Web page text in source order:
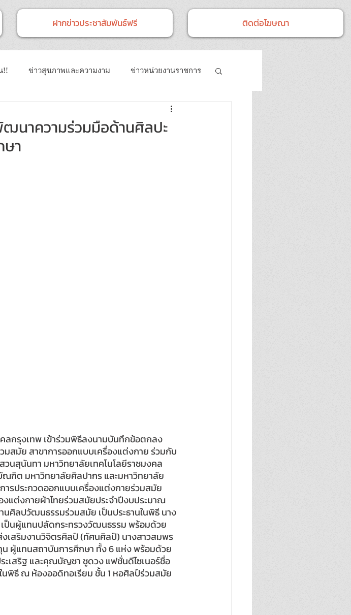
ฝากข่าวประชาสัมพันธ์ฟรี ติดต่อโฆษณา
!! ข่าวสุขภาพและความงาม ข่าวหน่วยงานราชการ
ลยี IT
นาความร่วมมือด้านศิลปะ
า
ลกรุงเทพ เข้าร่วมพิธีลงนามบันทึกข้อตกลง
สมัย สาขาการออกแบบเครื่องแต่งกาย ร่วมกับ
นสุนันทา มหาวิทยาลัยเทคโนโลยีราชมงคล
ฑิต มหาวิทยาลัยศิลปากร และมหาวิทยาลัย
รประกวดออกแบบเครื่องแต่งกายร่วมสมัย
งแต่งกายผ้าไทยร่วมสมัยประจำปีงบประมาณ
นศิลปวัฒนธรรมร่วมสมัย เป็นประธานในพิธี นาง
ป็นผู้แทนปลัดกระทรวงวัฒนธรรม พร้อมด้วย
เสริมงานวิจิตรศิลป์ (ทัศนศิลป์) นางสาวสมพร
ผู้แทนสถาบันการศึกษา ทั้ง 6 แห่ง พร้อมด้วย
สริฐ และคุณบัญชา ชูดวง แฟชั่นดีไซเนอร์ชื่อ
พิธี ณ ห้องออดิทอเรียม ชั้น 1 หอศิลป์ร่วมสมัย